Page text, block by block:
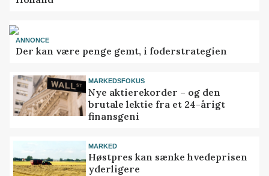
ANNONCE
Der kan være penge gemt, i foderstrategien
MARKEDSFOKUS
Nye aktierekorder – og den
brutale lektie fra et 24-årigt
finansgeni
MARKED
Høstpres kan sænke hvedeprisen
yderligere